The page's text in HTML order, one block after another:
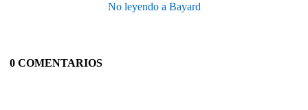
No leyendo a Bayard
0 COMENTARIOS